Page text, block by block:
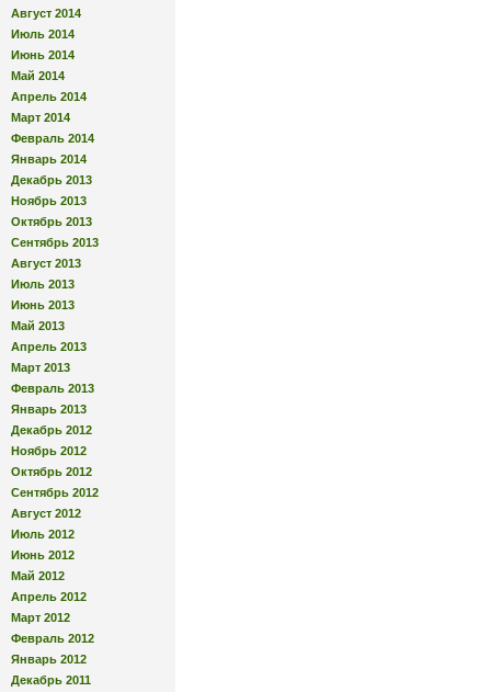
Август 2014
Июль 2014
Июнь 2014
Май 2014
Апрель 2014
Март 2014
Февраль 2014
Январь 2014
Декабрь 2013
Ноябрь 2013
Октябрь 2013
Сентябрь 2013
Август 2013
Июль 2013
Июнь 2013
Май 2013
Апрель 2013
Март 2013
Февраль 2013
Январь 2013
Декабрь 2012
Ноябрь 2012
Октябрь 2012
Сентябрь 2012
Август 2012
Июль 2012
Июнь 2012
Май 2012
Апрель 2012
Март 2012
Февраль 2012
Январь 2012
Декабрь 2011